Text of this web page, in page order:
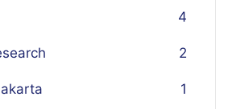
4
2
1